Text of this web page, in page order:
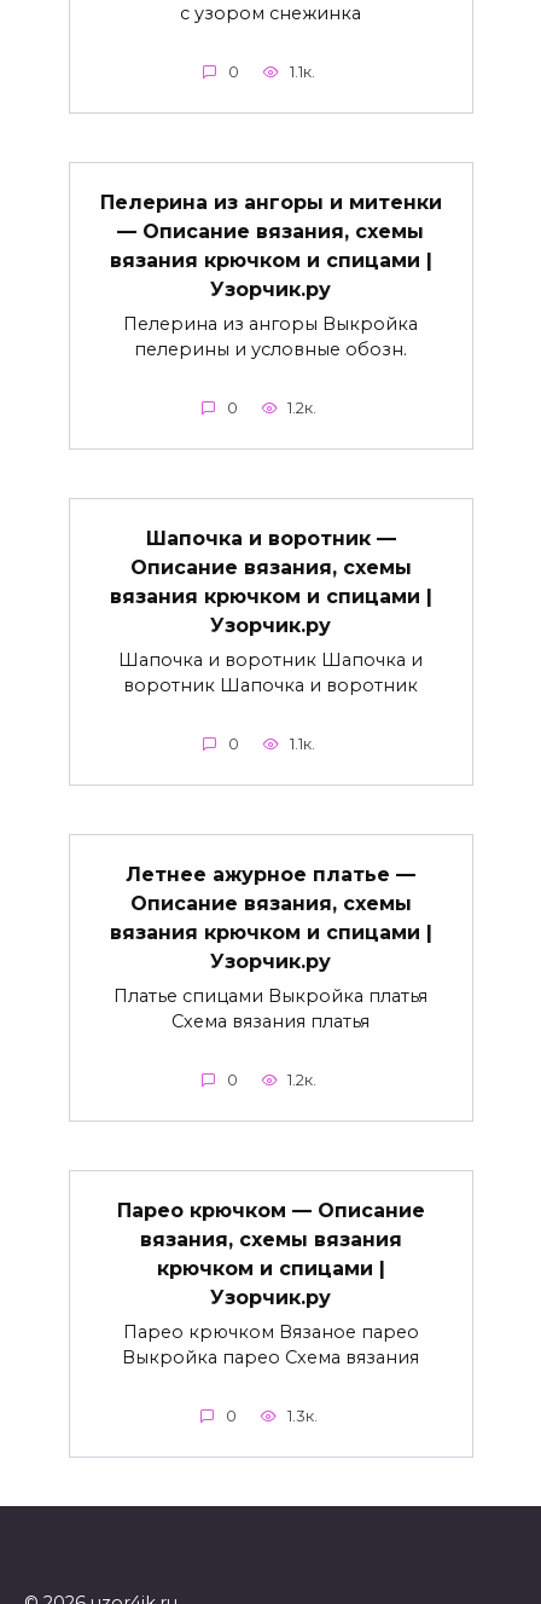
с узором снежинка
0 1.1к.
Пелерина из ангоры и митенки
— Описание вязания, схемы
вязания крючком и спицами |
Узорчик.ру
Пелерина из ангоры Выкройка
пелерины и условные обозн.
0 1.2к.
Шапочка и воротник —
Описание вязания, схемы
вязания крючком и спицами |
Узорчик.ру
Шапочка и воротник Шапочка и
воротник Шапочка и воротник
0 1.1к.
Летнее ажурное платье —
Описание вязания, схемы
вязания крючком и спицами |
Узорчик.ру
Платье спицами Выкройка платья
Схема вязания платья
0 1.2к.
Парео крючком — Описание
вязания, схемы вязания
крючком и спицами |
Узорчик.ру
Парео крючком Вязаное парео
Выкройка парео Схема вязания
0 1.3к.